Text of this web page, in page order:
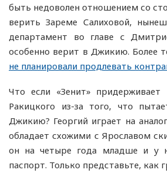
быть недоволен отношением со
верить Зареме Салиховой,
департамент во главе с
особенно верит в Джикию. Более
не планировали продлевать
Что если «Зенит» придерживает
Ракицкого из-за того, что
Джикию? Георгий играет на
обладает схожими с Ярославом
он на четыре года младше и у
паспорт. Только представьте, как